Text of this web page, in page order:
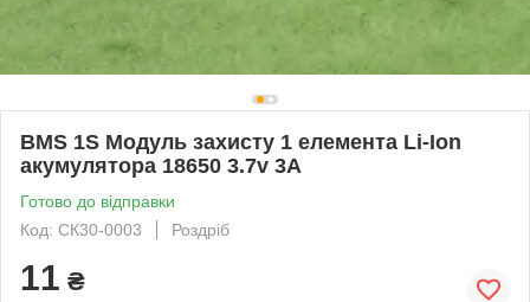
BMS 1S Модуль захисту 1 елемента Li-Ion
акумулятора 18650 3.7v 3A
Готово до відправки
Код: СК30-0003
Роздріб
11 ₴